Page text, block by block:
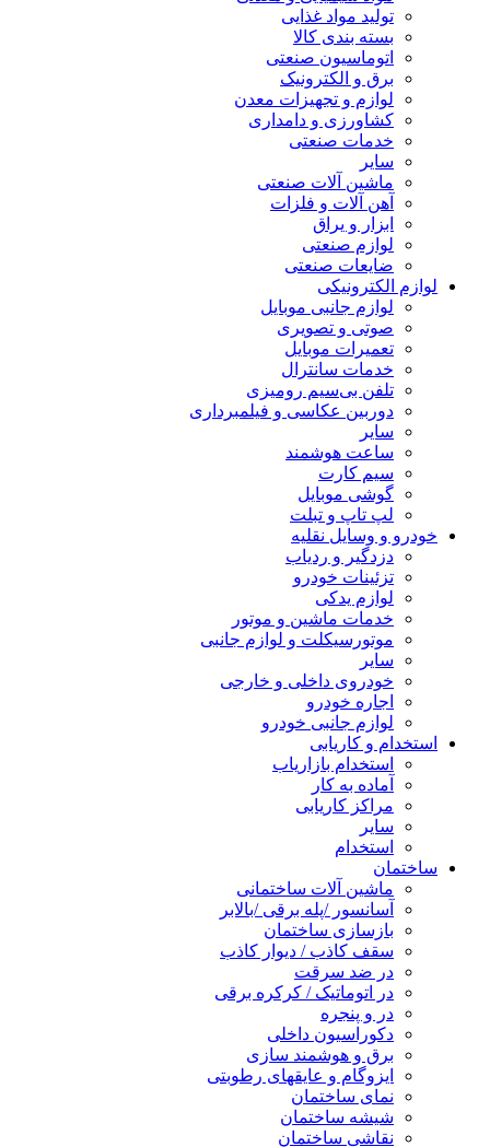
تولید مواد غذایی
بسته بندی کالا
اتوماسیون صنعتی
برق و الکترونیک
لوازم و تجهیزات معدن
کشاورزی و دامداری
خدمات صنعتی
سایر
ماشین آلات صنعتی
آهن آلات و فلزات
ابزار و یراق
لوازم صنعتی
ضایعات صنعتی
لوازم الکترونیکی
لوازم جانبی موبایل
صوتی و تصویری
تعمیرات موبایل
خدمات سانترال
تلفن بی‌سیم رومیزی
دوربین عکاسی و فیلمبرداری
سایر
ساعت هوشمند
سیم کارت
گوشی موبایل
لپ تاپ و تبلت
خودرو و وسایل نقلیه
دزدگیر و ردیاب
تزئینات خودرو
لوازم یدکی
خدمات ماشین و موتور
موتورسیکلت و لوازم جانبی
سایر
خودروی داخلی و خارجی
اجاره خودرو
لوازم جانبی خودرو
استخدام و کاریابی
استخدام بازاریاب
آماده به کار
مراکز کاریابی
سایر
استخدام
ساختمان
ماشین آلات ساختمانی
آسانسور /پله برقی /بالابر
بازسازی ساختمان
سقف کاذب / دیوار کاذب
در ضد سرقت
در اتوماتیک / کرکره برقی
در و پنجره
دکوراسیون داخلی
برق و هوشمند سازی
ایزوگام و عایقهای رطوبتی
نمای ساختمان
شیشه ساختمان
نقاشی ساختمان